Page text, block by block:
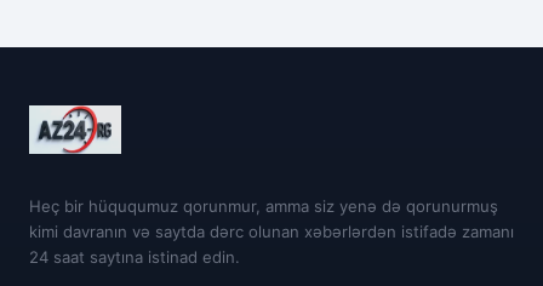
Heç bir hüququmuz qorunmur, amma siz yenə də qorunurmuş
kimi davranın və saytda dərc olunan xəbərlərdən istifadə zamanı
24 saat saytına istinad edin.